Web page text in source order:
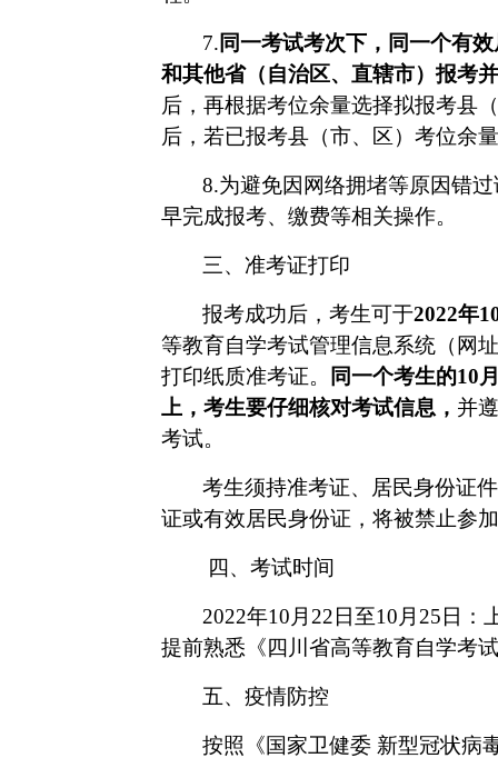
7. 同一考试考次下，同一个有
和其他省（自治区、直辖市）报考
后，再根据考位余量选择拟报考县
后，若已报考县（市、区）考位余
8.为避免因网络拥堵等原因错
早完成报考、缴费等相关操作。
三、准考证打印
报考成功后，考生可于2022年
等教育自学考试管理信息系统（网
打印纸质准考证。
同一个考生的10
上，考生要仔细核对考试信息， 并
考试。
考生须持准考证、居民身份证
证或有效居民身份证，将被禁止参
四、考试时间
2022年10月22日至10月25日
提前熟悉《四川省高等教育自学考
五、疫情防控
按照《国家卫健委 新型冠状病